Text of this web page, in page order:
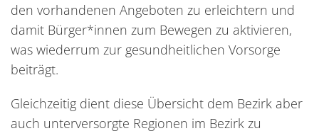
den vorhandenen Angeboten zu erleichtern und
damit Bürger*innen zum Bewegen zu aktivieren,
was wiederrum zur gesundheitlichen Vorsorge
beiträgt.
Gleichzeitig dient diese Übersicht dem Bezirk aber
auch unterversorgte Regionen im Bezirk zu